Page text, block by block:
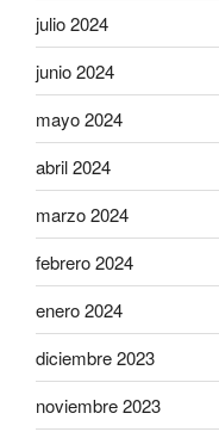
julio 2024
junio 2024
mayo 2024
abril 2024
marzo 2024
febrero 2024
enero 2024
diciembre 2023
noviembre 2023